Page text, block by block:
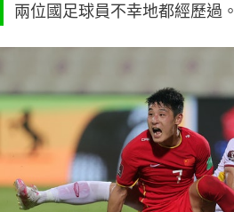
兩位國足球員不幸地都經歷過。